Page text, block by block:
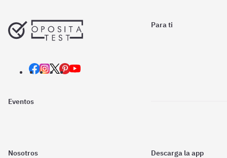
Para ti
Eventos
Nosotros Descarga la app